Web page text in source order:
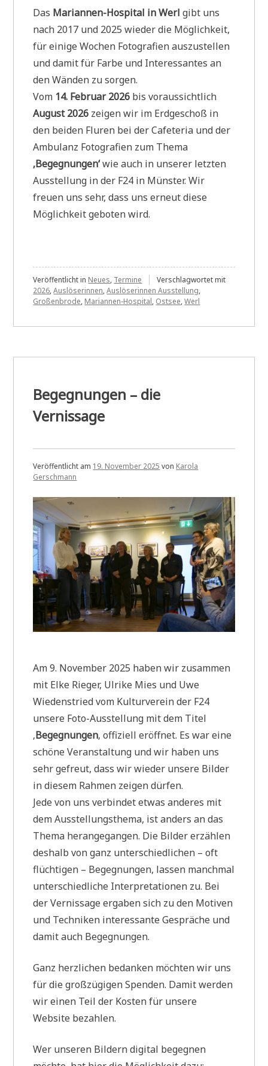
Das Mariannen-Hospital in Werl gibt uns
nach 2017 und 2025 wieder die Möglichkeit,
für einige Wochen Fotografien auszustellen
und damit für Farbe und Interessantes an
den Wänden zu sorgen.
Vom 14. Februar 2026 bis voraussichtlich
August 2026 zeigen wir im Erdgeschoß in
den beiden Fluren bei der Cafeteria und der
Ambulanz Fotografien zum Thema
‚Begegnungen‘wie auch in unserer letzten
Ausstellung in der F24 in Münster. Wir
freuen uns sehr, dass uns erneut diese
Möglichkeit geboten wird.
Veröffentlicht in Neues, Termine
Verschlagwortet mit
2026,Auslöserinnen,Auslöserinnen Ausstellung,
Großenbrode, Mariannen-Hospital, Ostsee,Werl
Begegnungen – die
Vernissage
Veröffentlicht am 19. November 2025 von Karola
Gerschmann
Am 9. November 2025 haben wir zusammen
mit Elke Rieger, Ulrike Mies und Uwe
Wiedenstried vom Kulturverein der F24
unsere Foto-Ausstellung mit dem Titel
‚Begegnungen‚ offiziell eröffnet. Es war eine
schöne Veranstaltung und wir haben uns
sehr gefreut, dass wir wieder unsere Bilder
in diesem Rahmen zeigen dürfen.
Jede von uns verbindet etwas anderes mit
dem Ausstellungsthema, ist anders an das
Thema herangegangen. Die Bilder erzählen
deshalb von ganz unterschiedlichen – oft
flüchtigen – Begegnungen, lassen manchmal
unterschiedliche Interpretationen zu. Bei
der Vernissage ergaben sich zu den Motiven
und Techniken interessante Gespräche und
damit auch Begegnungen.
Ganz herzlichen bedanken möchten wir uns
für die großzügigen Spenden. Damit werden
wir einen Teil der Kosten für unsere
Website bezahlen.
Wer unseren Bildern digital begegnen